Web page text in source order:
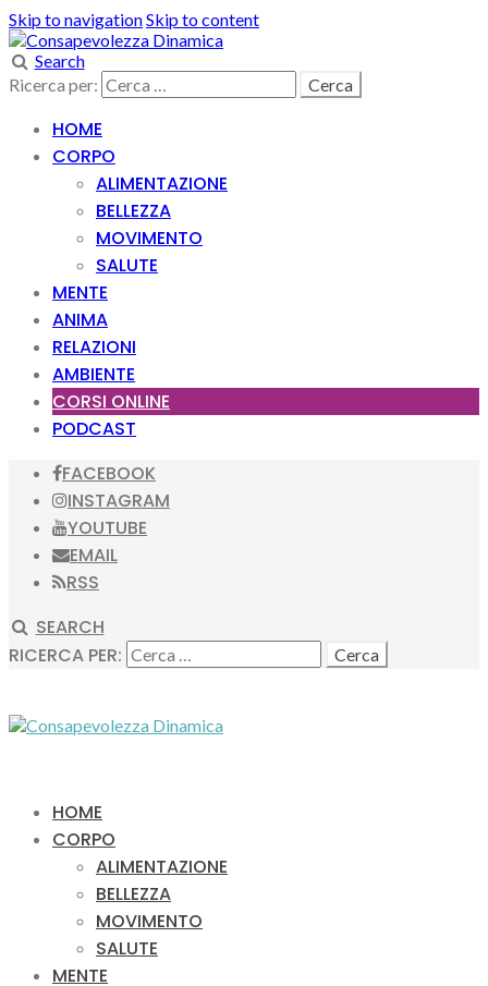
Skip to navigationSkip to content
Search
Ricerca per:
HOME
CORPO
ALIMENTAZIONE
BELLEZZA
MOVIMENTO
SALUTE
MENTE
ANIMA
RELAZIONI
AMBIENTE
CORSI ONLINE
PODCAST
FACEBOOK
INSTAGRAM
YOUTUBE
EMAIL
RSS
SEARCH
RICERCA PER:
HOME
CORPO
ALIMENTAZIONE
BELLEZZA
MOVIMENTO
SALUTE
MENTE